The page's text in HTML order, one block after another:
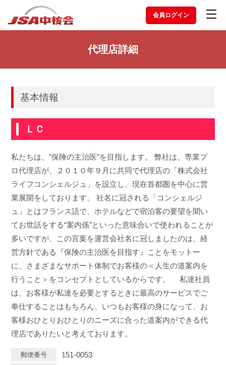
会員ログイン
代理店詳細
基本情報
ＬＣ
私たちは、”保険の主治医”を目指します。 弊社は、専業プ
ロ代理店が、２０１０年９月に共同で代理店の「株式会社
ライフコンシェルジュ」を設立し、現在首都圏を中心に営
業展開をしております。 社名に冠される「コンシェルジ
ュ」とはフランス語で、ホテルなどで宿泊客の要望を聞い
てお世話をする“案内係”といった意味合いで使われることが
多いですが、この言葉を運営会社名に冠しましたのは、経
営方針である『保険の主治医を目指す』ことをモットー
に、さまざまなサポート体制でお客様の＜人生の道案内を
行うこと＞をコンセプトとしているからです。 私達社員
は、お客様が私達を必要とするときに最高のサービスでご
奉仕することはもちろん、いつもお客様の身になって、お
客様おひとりおひとりのニーズに合った道案内ができる代
理店でありたいと考えております。
郵便番号 151-0053